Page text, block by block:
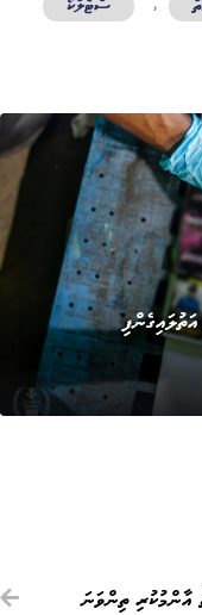
, ސްޓެލްކޯ
އާންމުކުރި ތިންވަނަ